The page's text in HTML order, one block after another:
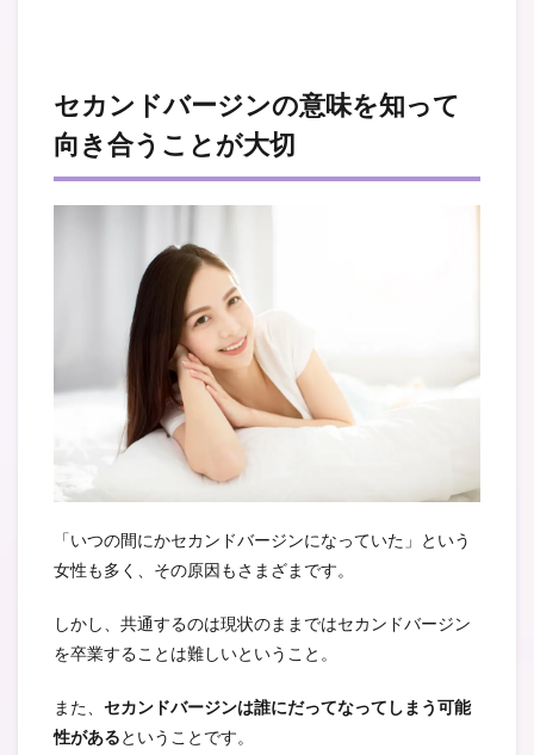
セカンドバージンの意味を知って
向き合うことが大切
「いつの間にかセカンドバージンになっていた」という
女性も多く、その原因もさまざまです。
しかし、共通するのは現状のままではセカンドバージン
を卒業することは難しいということ。
また、 セカンドバージンは誰にだってなってしまう可能
性があるということです。